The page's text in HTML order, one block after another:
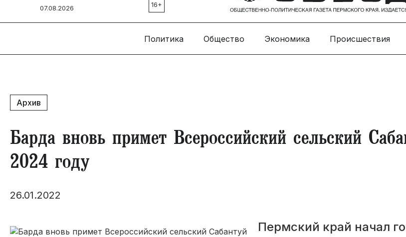
07.08.2026 16+
Политика Общество Экономика Происшествия
Архив
Барда вновь примет Всероссийский сельский
2024 году
26.01.2022
Пермский край начал